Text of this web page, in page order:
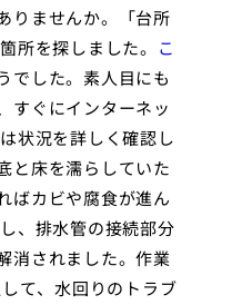
りませんか。「台所
所を探しました。 こ
でした。素人目にも
すぐにインターネッ
状況を詳しく確認し
と床を濡らしていた
ばカビや腐食が進ん
、排水管の接続部分
消されました。作業
て、水回りのトラブ